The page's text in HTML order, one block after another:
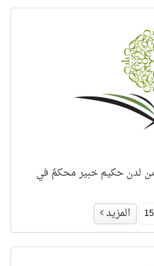
من لدن حكيم خبير محكمٌ في
المزيد